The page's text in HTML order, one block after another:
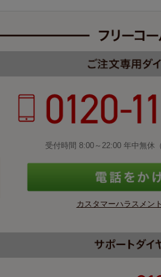
受付時間 8:00～22:00 年中無休
カスタマーハラスメン